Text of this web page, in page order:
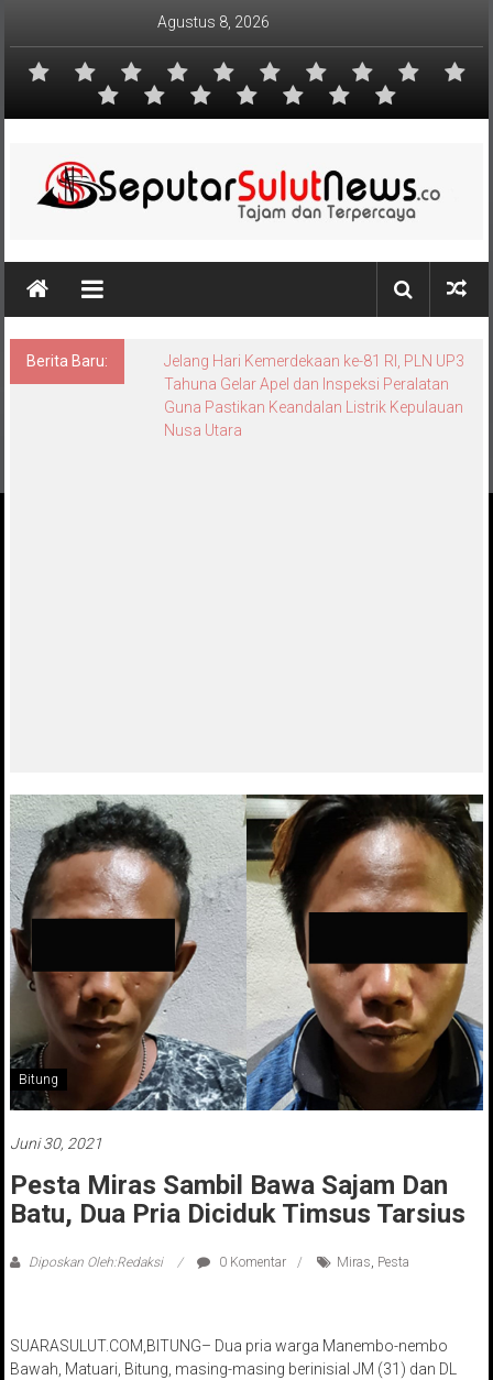
Agustus 8, 2026
Berita Baru:
Jelang Hari Kemerdekaan ke-81 RI, PLN UP3
Tahuna Gelar Apel dan Inspeksi Peralatan
Guna Pastikan Keandalan Listrik Kepulauan
Nusa Utara
Bitung
Juni 30, 2021
Pesta Miras Sambil Bawa Sajam Dan
Batu, Dua Pria Diciduk Timsus Tarsius
Diposkan Oleh:Redaksi 0 Komentar Miras, Pesta
SUARASULUT.COM,BITUNG– Dua pria warga Manembo-nembo
Bawah, Matuari, Bitung, masing-masing berinisial JM (31) dan DL